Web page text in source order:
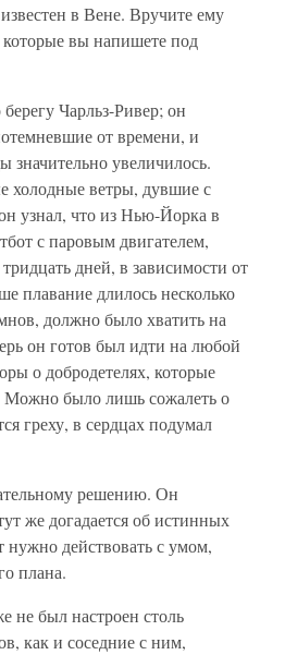
в Вене. Вручите ему
вы напишете под
Чарльз-Ривер; он
от времени, и
значительно увеличилось.
холодные ветры, дувшие с
узнал, что из Нью-Йорка в
с паровым двигателем,
дней, в зависимости от
плавание длилось несколько
должно было хватить на
он готов был идти на любой
о добродетелях, которые
Можно было лишь сожалеть о
греху, в сердцах подумал
решению. Он
же догадается об истинных
нужно действовать с умом,
плана.
не был настроен столь
как и соседние с ним,